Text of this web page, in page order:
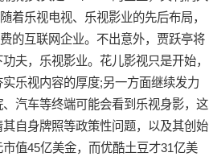
着乐视电视、乐视影业的先后布局，
的互联网企业。不出意外，贾跃亭将
夫，乐视影业。花儿影视只是开始，
乐视内容的厚度;另一方面继续发力
汽车等终端可能会看到乐视身影，这
自身牌照等政策性问题，以及其创始
值45亿美金，而优酷土豆才31亿美